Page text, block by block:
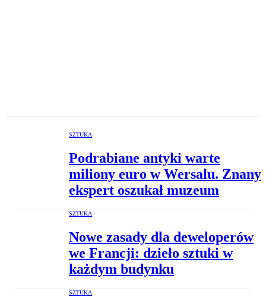
SZTUKA
Podrabiane antyki warte
miliony euro w Wersalu. Znany
ekspert oszukał muzeum
SZTUKA
Nowe zasady dla deweloperów
we Francji: dzieło sztuki w
każdym budynku
SZTUKA